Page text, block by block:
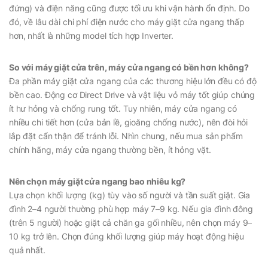
đứng) và điện năng cũng được tối ưu khi vận hành ổn định. Do
đó, về lâu dài chi phí điện nước cho máy giặt cửa ngang thấp
hơn, nhất là những model tích hợp Inverter.
So với máy giặt cửa trên, máy cửa ngang có bền hơn không?
Đa phần máy giặt cửa ngang của các thương hiệu lớn đều có độ
bền cao. Động cơ Direct Drive và vật liệu vỏ máy tốt giúp chúng
ít hư hỏng và chống rung tốt. Tuy nhiên, máy cửa ngang có
nhiều chi tiết hơn (cửa bản lề, gioăng chống nước), nên đòi hỏi
lắp đặt cẩn thận để tránh lỗi. Nhìn chung, nếu mua sản phẩm
chính hãng, máy cửa ngang thường bền, ít hỏng vặt.
Nên chọn máy giặt cửa ngang bao nhiêu kg?
Lựa chọn khối lượng (kg) tùy vào số người và tần suất giặt. Gia
đình 2–4 người thường phù hợp máy 7–9 kg. Nếu gia đình đông
(trên 5 người) hoặc giặt cả chăn ga gối nhiều, nên chọn máy 9–
10 kg trở lên. Chọn đúng khối lượng giúp máy hoạt động hiệu
quả nhất.